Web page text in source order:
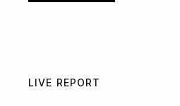
LIVE REPORT